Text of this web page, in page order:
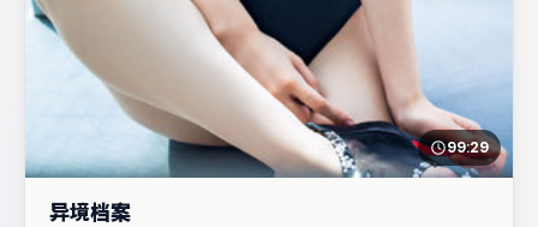
99:29
异境档案